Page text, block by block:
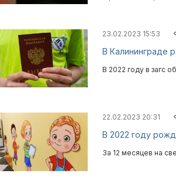
23.02.2023 15:53
В Калининграде
В 2022 году в загс
22.02.2023 20:31
В 2022 году
За 12 месяцев на